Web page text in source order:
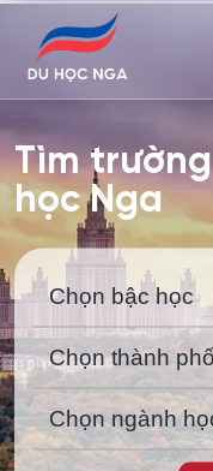
Tìm
học Nga